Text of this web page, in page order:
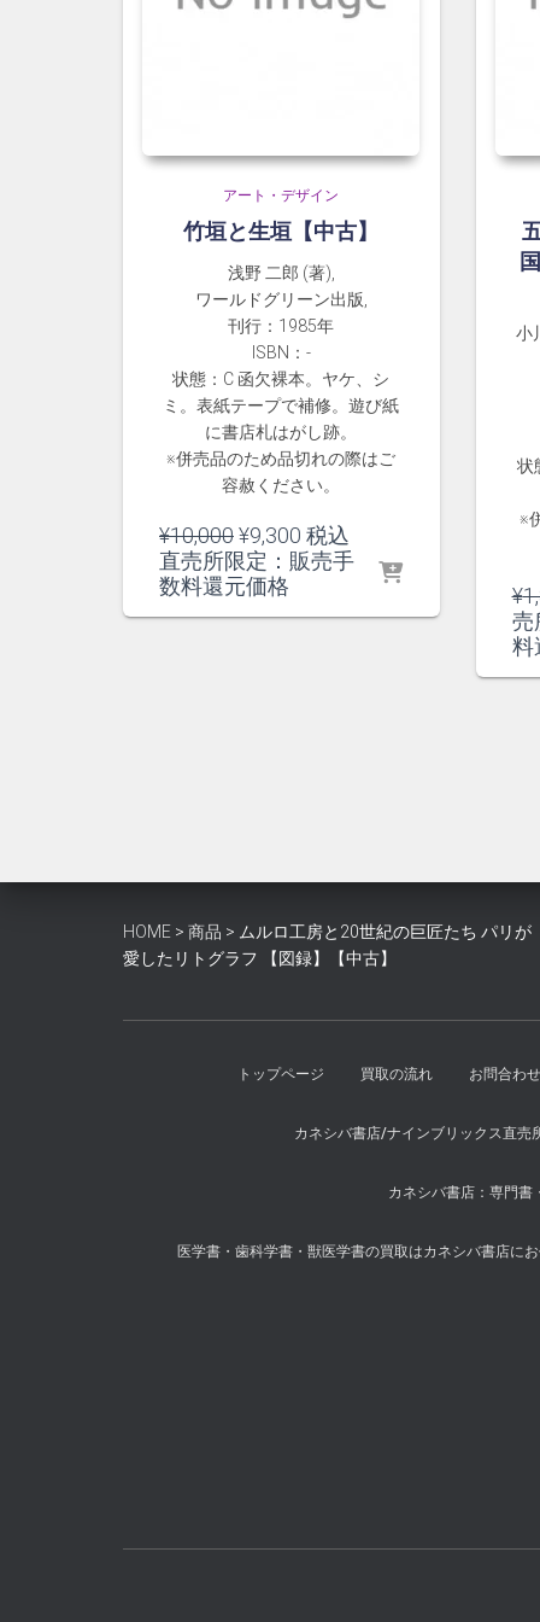
アート・デザイン
竹垣と生垣【中古】
浅野 二郎 (著),
ワールドグリーン出版,
刊行：1985年
ISBN：-
状態：C 函欠裸本。ヤケ、シ
ミ。表紙テープで補修。遊び紙
に書店札はがし跡。
※併売品のため品切れの際はご
容赦ください。
¥10,000元
の
価
¥9,300 現
在
税込
直売所限定：販売手
数料還元価格
小
状
※
¥
売
料
HOME > 商品 > ムルロ工房と20世紀の巨匠たち パリが
愛したリトグラフ 【図録】【中古】
トップページ 買取の流れ お問合わ
カネシバ書店/ナインブリックス直売
カネシバ書店：専門書
医学書・歯科学書・獣医学書の買取はカネシバ書店に